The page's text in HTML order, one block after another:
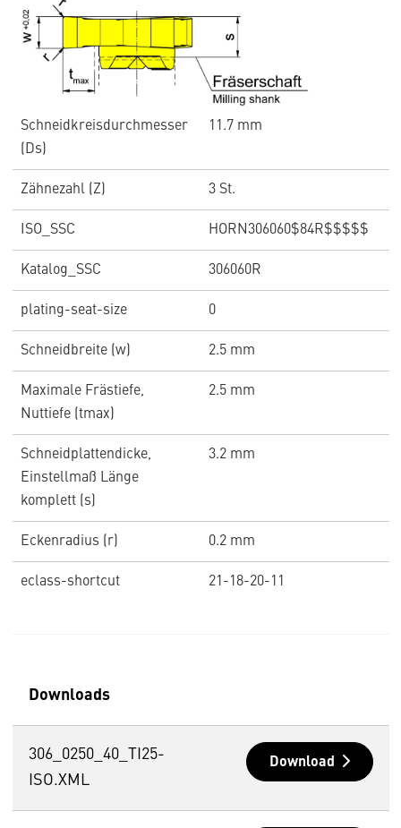
Schneidkreisdurchmesser
(Ds)
11.7 mm
Zähnezahl (Z) 3 St.
ISO_SSC HORN306060$84R$$$$$
Katalog_SSC 306060R
plating-seat-size 0
Schneidbreite (w) 2.5 mm
Maximale Frästiefe,
Nuttiefe (tmax)
2.5 mm
Schneidplattendicke,
Einstellmaß Länge
komplett (s)
3.2 mm
Eckenradius (r) 0.2 mm
eclass-shortcut 21-18-20-11
Downloads
306_0250_40_TI25-
ISO.XML
Download